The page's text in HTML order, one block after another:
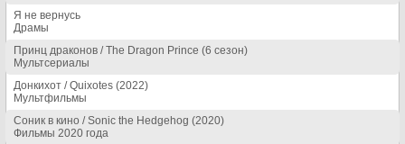
Я не вернусь
Драмы
Принц драконов / The Dragon Prince (6 сезон)
Мультсериалы
Донкихот / Quixotes (2022)
Мультфильмы
Соник в кино / Sonic the Hedgehog (2020)
Фильмы 2020 года